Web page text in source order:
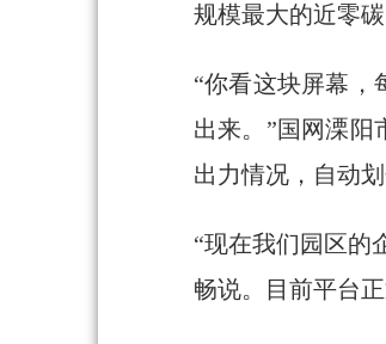
规模最大的近零
“你看这块屏幕，
出来。”国网溧阳
出力情况，自动
“现在我们园区的
畅说。目前平台